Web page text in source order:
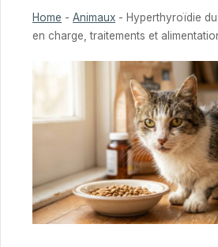
Home - Animaux - Hyperthyroïdie
en charge, traitements et